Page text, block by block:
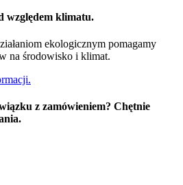
względem klimatu.
ekologicznym pomagamy
na środowisko i klimat.
z zamówieniem? Chętnie